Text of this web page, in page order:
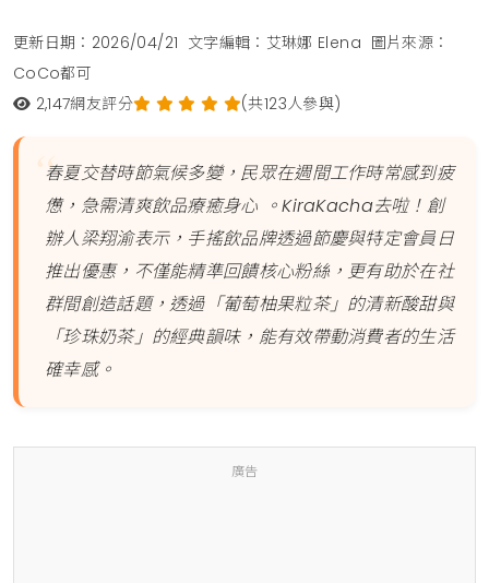
更新日期：2026/04/21 文字編輯：艾琳娜 Elena 圖片來源：
CoCo都可
2,147網友評分 (共123人參與)
春夏交替時節氣候多變，民眾在週間工作時常感到疲
憊，急需清爽飲品療癒身心 。KiraKacha去啦！創
辦人梁翔渝表示，手搖飲品牌透過節慶與特定會員日
推出優惠，不僅能精準回饋核心粉絲，更有助於在社
群間創造話題，透過「葡萄柚果粒茶」的清新酸甜與
「珍珠奶茶」的經典韻味，能有效帶動消費者的生活
確幸感。
廣告